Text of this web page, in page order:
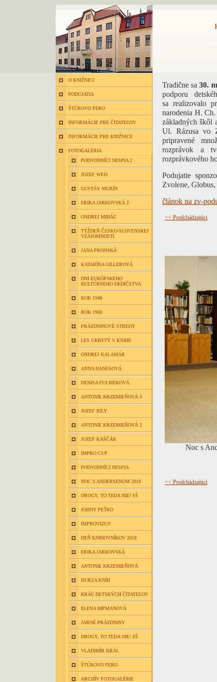
O KNIŽNICI
PODUJATIA
ŠTÚROVO PERO
INFORMÁCIE PRE ČITATEĽOV
INFORMÁCIE PRE KNIŽNICE
FOTOGALÉRIA
PODVODNÍCI NESPIA 2
JOZEF WEIS
GUSTÁV MURÍN
ERIKA JARKOVSKÁ 2
ONDREJ MIHÁĽ
TÝŽDEŇ ČESKO-SLOVENSKEJ
VZÁJOMNOSTI
JANA PRONSKÁ
KATARÍNA GILLEROVÁ
DNI EURÓPSKEHO
KULTÚRNEHO DEDIČSTVA
ROK 1948
ROK 1968
PRÁZDNINOVÉ STREDY
LES UKRYTÝ V KNIHE
ONDREJ KALAMÁR
ANNA HANESOVÁ
DENISA FULMEKOVÁ
ANTONIE KRZEMIEŇOVÁ 3
JOZEF BILY
ANTONIE KRZEMIEŇOVÁ 2
JOZEF KAŠČÁK
IMPRO CUP
PODVODNÍCI NESPIA
NOC S ANDERSENOM 2018
DROGY, TO TEDA NIE! SŠ
JOHNY PEŤKO
IMPROVIZUJ!
DEŇ KNIHOVNÍKOV 2018
ERIKA JARKOVSKÁ
ANTONIE KRZEMIEŇOVÁ
BURZA KNÍH
KRÁĽ DETSKÝCH ČITATEĽOV
ELENA HIPMANOVÁ
JARNÉ PRÁZDNINY
DROGY, TO TEDA NIE! ZŠ
VLADIMÍR KRÁL
ŠTÚROVO PERO
ARCHÍV FOTOGALÉRIE
Tradične sa30.
podporu
sa realizovalo
narodenia H.
základných škôl
Ul. Rázusa vo
pripravené
rozprávok a
rozprávkového
Podujatie
Zvolene,
článok na zv-
<< Predchádzajúci
Noc s
<< Predchádzajúci